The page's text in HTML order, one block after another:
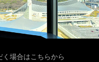
場合はこちらから